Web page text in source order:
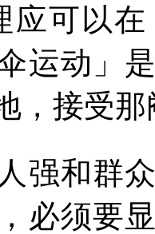
应可以
运动」
，接受
强和群
必须要